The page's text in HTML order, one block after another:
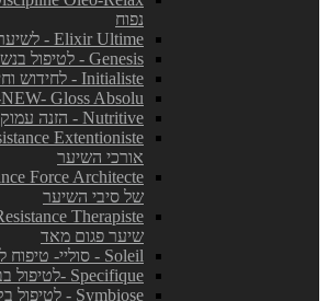
נפוח
Elixir Ultime - לשיער מבריק וזוהר
Genesis - לטיפול בנשירת שיער
Initialiste - לחידוש וחיזוק השיער
NEW- Gloss Absolu- לברק עוצמתי
Nutritive - הזנה עמוקה לשיער יבש
אורכי השיער
של סיבי השיער
שיער פגום מאד
Soleil - סוליי- טיפוח לאחר חשיפה לשמש
Specifique -לטיפול בבעיות קרקפת
Symbiose - לטיפול בקשקשים